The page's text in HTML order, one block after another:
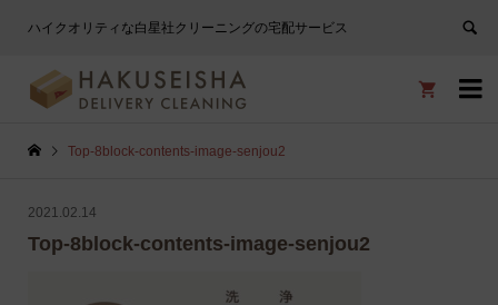
ハイクオリティな白星社クリーニングの宅配サービス


Top-8block-contents-image-senjou2
2021.02.14
Top-8block-contents-image-senjou2